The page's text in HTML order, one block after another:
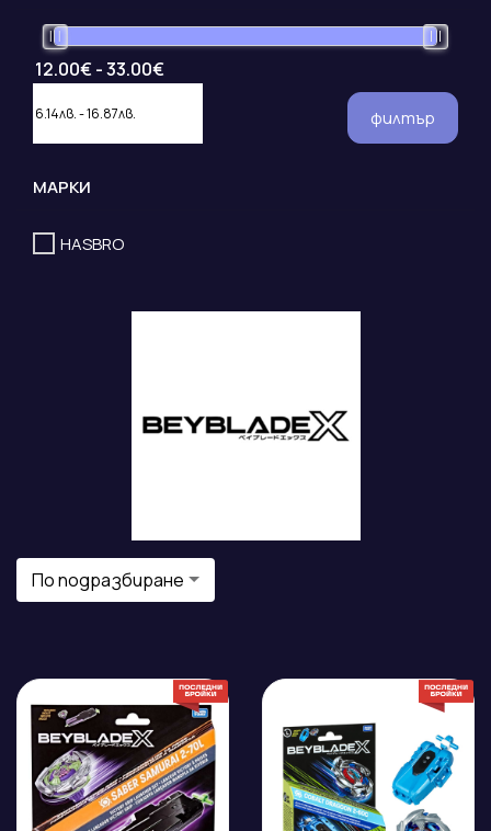
филтър
МАРКИ
HASBRO
По подразбиране